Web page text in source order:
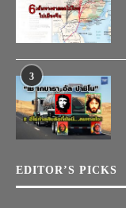
3
EDITOR’S PICKS